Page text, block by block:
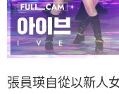
張員瑛自從以新人